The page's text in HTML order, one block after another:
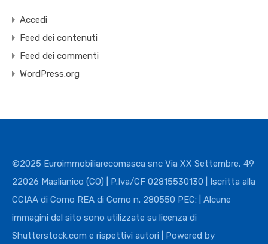
Accedi
Feed dei contenuti
Feed dei commenti
WordPress.org
©2025 Euroimmobiliarecomasca snc Via XX Settembre, 49
22026 Maslianico (CO) | P.Iva/CF 02815530130 | Iscritta alla
CCIAA di Como REA di Como n. 280550 PEC: | Alcune
immagini del sito sono utilizzate su licenza di
Shutterstock.com e rispettivi autori | Powered by